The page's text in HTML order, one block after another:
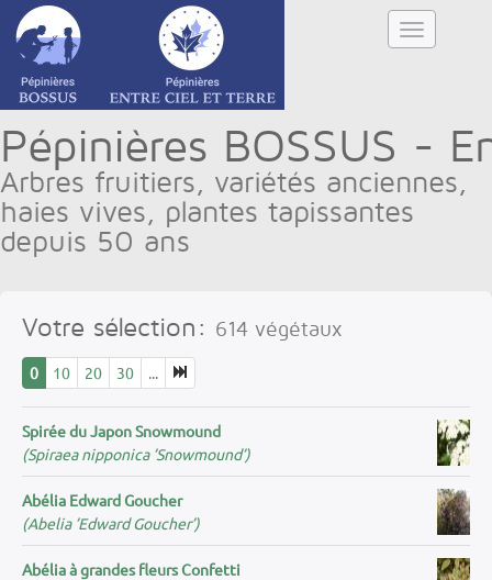
Pépinières BOSSUS -
Arbres fruitiers, variétés anciennes,
haies vives, plantes tapissantes
depuis 50 ans
Votre sélection: 614 végétaux
0 10 20 30
Spirée du Japon Snowmound
(Spiraea nipponica ’Snowmound’)
Abélia Edward Goucher
(Abelia ’Edward Goucher’)
Abélia à grandes fleurs Confetti